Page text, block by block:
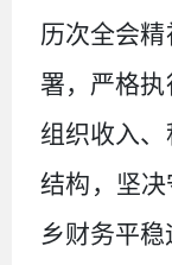
历次全会
署，严格
组织收入
结构，坚
乡财务平稳